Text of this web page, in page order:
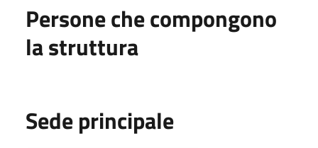
Persone che compongono
la struttura
Sede principale